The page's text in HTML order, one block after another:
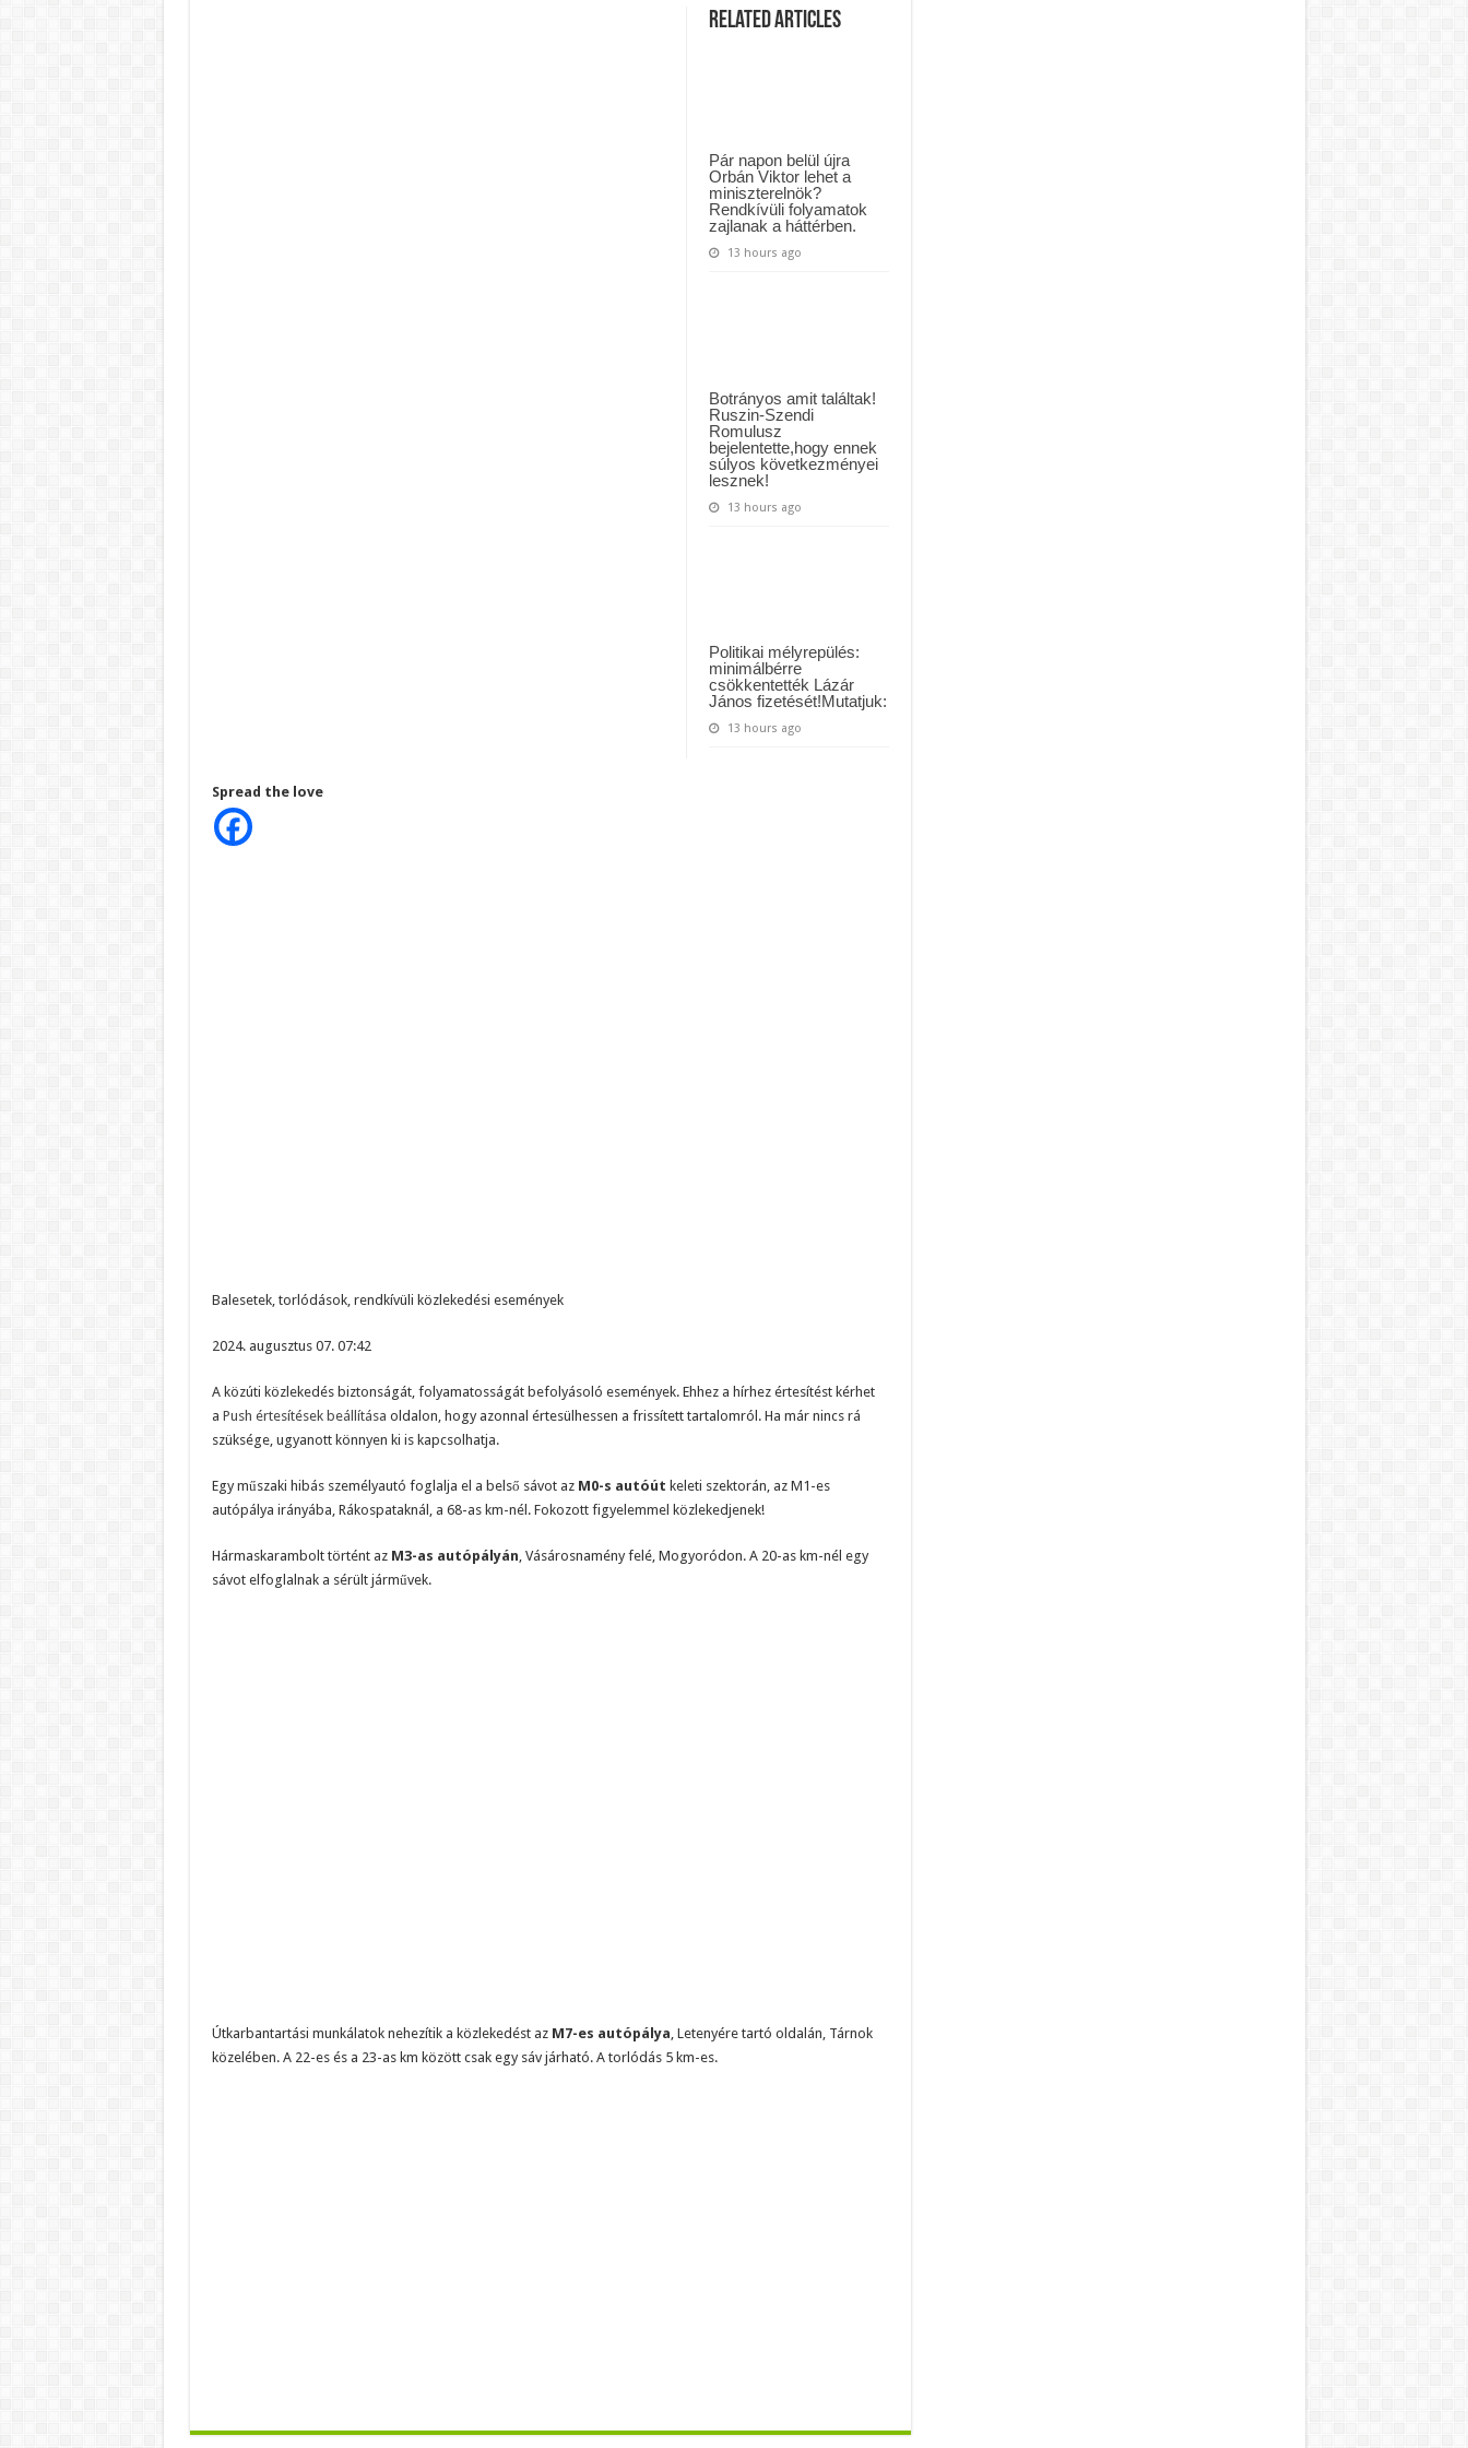
KAPITÁNY ISTVÁN GAZDASÁGI MINISZTER DRÁMAI ÜZENETET KÜLDÖTT: “KÉREK MINDENKIT, HOGY HÉTFŐTŐL A MOSÁST, A MOSOGATÁST, A BOJLERT…”
Related Articles
Pár napon belül újra
Orbán Viktor lehet a
miniszterelnök?
Rendkívüli folyamatok
zajlanak a háttérben.
13 hours ago
Botrányos amit találtak!
Ruszin-Szendi
Romulusz
bejelentette,hogy ennek
súlyos következményei
lesznek!
13 hours ago
Politikai mélyrepülés:
minimálbérre
csökkentették Lázár
János fizetését!Mutatjuk:
13 hours ago
Spread the love
Balesetek, torlódások, rendkívüli közlekedési események
2024. augusztus 07. 07:42
A közúti közlekedés biztonságát, folyamatosságát befolyásoló események. Ehhez a hírhez értesítést kérhet
a Push értesítések beállítása oldalon, hogy azonnal értesülhessen a frissített tartalomról. Ha már nincs rá
szüksége, ugyanott könnyen ki is kapcsolhatja.
Egy műszaki hibás személyautó foglalja el a belső sávot az M0-s autóút keleti szektorán, az M1-es
autópálya irányába, Rákospataknál, a 68-as km-nél. Fokozott figyelemmel közlekedjenek!
Hármaskarambolt történt az M3-as autópályán, Vásárosnamény felé, Mogyoródon. A 20-as km-nél egy
sávot elfoglalnak a sérült járművek.
Útkarbantartási munkálatok nehezítik a közlekedést azM7-es autópálya , Letenyére tartó oldalán, Tárnok
közelében. A 22-es és a 23-as km között csak egy sáv járható. A torlódás 5 km-es.